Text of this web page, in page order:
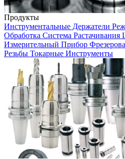
Продукты
Инструментальные Держатели
Обработка Система Растачивания
Измерительный Прибор
Резьбы Токарные Инструменты